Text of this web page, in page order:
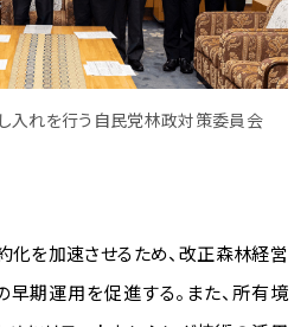
入れを行う自民党林政対策委員会
化を加速させるため、改正森林経営
期運用を促進する。また、所有境